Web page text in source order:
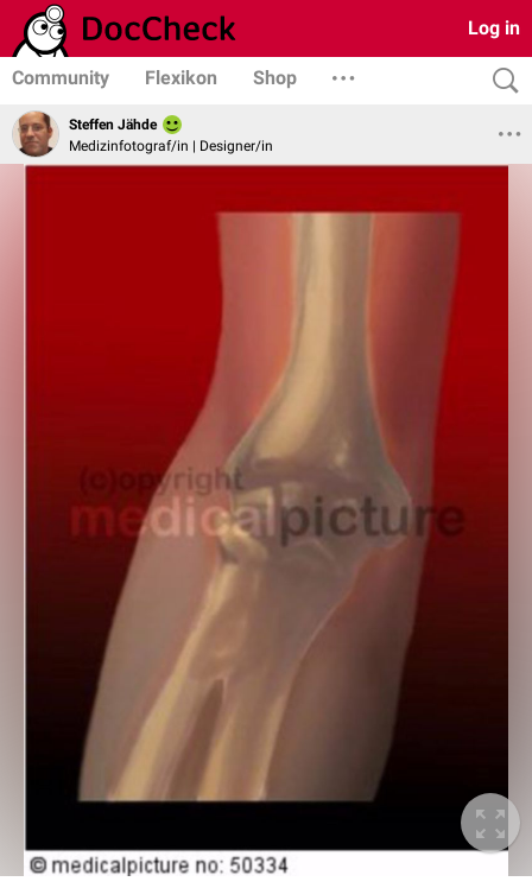
Log in
Community Flexikon Shop
Steffen Jähde
Medizinfotograf/in | Designer/in